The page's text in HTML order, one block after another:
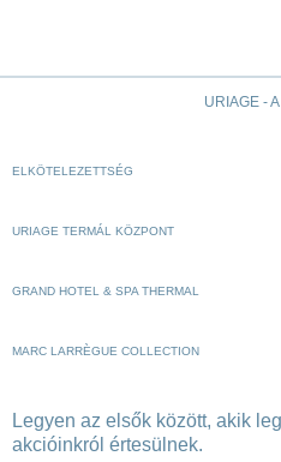
URIAGE -
ELKÖTELEZETTSÉG
URIAGE TERMÁL KÖZPONT
GRAND HOTEL & SPA THERMAL
MARC LARRÈGUE COLLECTION
Legyen az elsők között, akik
akcióinkról értesülnek.